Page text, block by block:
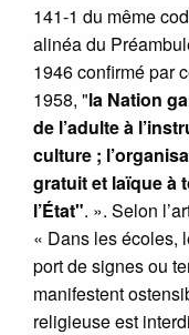
141-1 du même
alinéa du
1946 confirmé par
1958, "la Nation
de l’adulte à
culture ;
gratuit et laïque à
l’État". ». Selon
« Dans les écoles,
port de signes ou
manifestent
religieuse est